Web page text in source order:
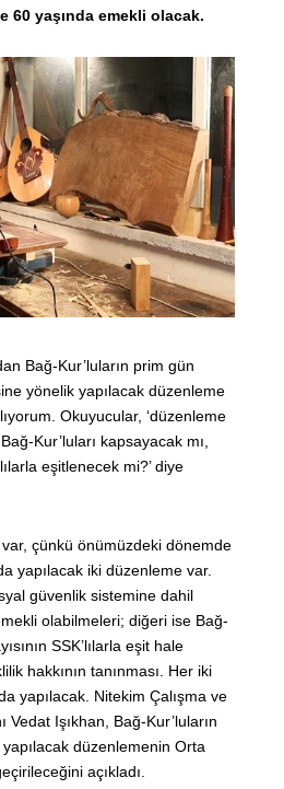
60 yaşında emekli olacak.
Bağ-Kur’luların prim gün
yönelik yapılacak düzenleme
Okuyucular, ‘düzenleme
Kur’luları kapsayacak mı,
eşitlenecek mi?’ diye
var, çünkü önümüzdeki dönemde
yapılacak iki düzenleme var.
güvenlik sistemine dahil
olabilmeleri; diğeri ise Bağ-
SSK’lılarla eşit hale
hakkının tanınması. Her iki
yapılacak. Nitekim Çalışma ve
Vedat Işıkhan, Bağ-Kur’luların
düzenlemenin Orta
açıkladı.